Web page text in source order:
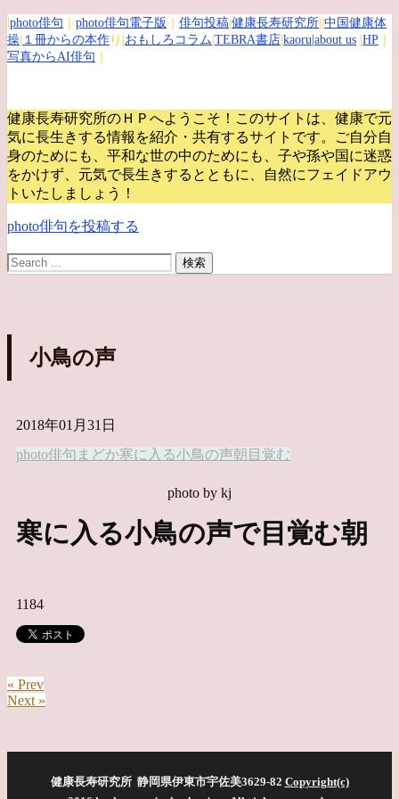
photo俳句 photo俳句電子版 俳句投稿 健康長寿研究所 中国健康体
操 １冊からの本作 り| おもしろコラム TEBRA書店 kaoru |about us HP
写真からAI俳句
健康長寿研究所のＨＰへようこそ！このサイトは、健康で元
気に長生きする情報を紹介・共有するサイトです。
ご自分自
身のためにも、平和な世の中のためにも、子や孫や国に迷惑
をかけず、元気で長生きするとともに、自然にフェイドアウ
トいたしましょう！
photo俳句を投稿する
小鳥の声
2018年01月31日
photo俳句 まどか寒に入る小鳥の声朝 目覚む
photo by kj
寒に入る小鳥の声で目覚む朝
1184
« Prev
Next »
健康長寿研究所 静岡県伊東市宇佐美3629-82 Copyright(c)